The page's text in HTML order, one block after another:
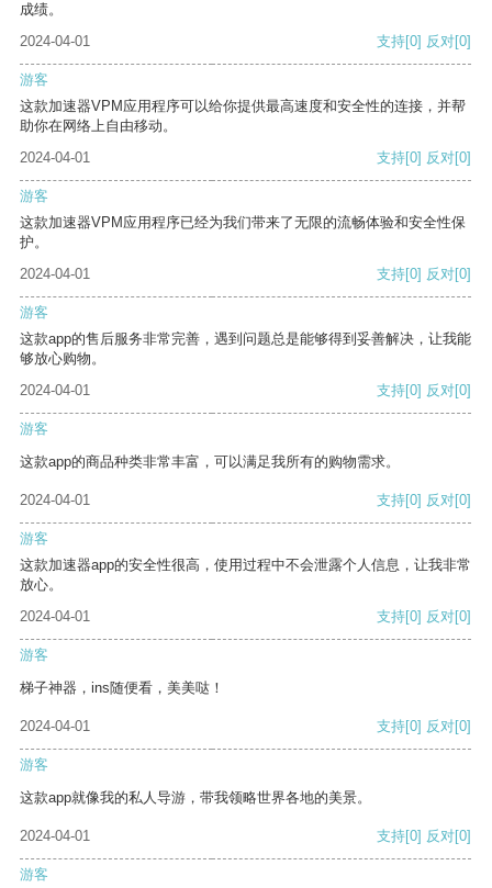
成绩。
2024-04-01
支持[0] 反对[0]
游客
这款加速器VPM应用程序可以给你提供最高速度和安全性的连接，并帮
助你在网络上自由移动。
2024-04-01
支持[0] 反对[0]
游客
这款加速器VPM应用程序已经为我们带来了无限的流畅体验和安全性保
护。
2024-04-01
支持[0] 反对[0]
游客
这款app的售后服务非常完善，遇到问题总是能够得到妥善解决，让我能
够放心购物。
2024-04-01
支持[0] 反对[0]
游客
这款app的商品种类非常丰富，可以满足我所有的购物需求。
2024-04-01 支持[0] 反对[0]
游客
这款加速器app的安全性很高，使用过程中不会泄露个人信息，让我非常
放心。
2024-04-01
支持[0] 反对[0]
游客
梯子神器，ins随便看，美美哒！
2024-04-01 支持[0] 反对[0]
游客
这款app就像我的私人导游，带我领略世界各地的美景。
2024-04-01 支持[0] 反对[0]
游客